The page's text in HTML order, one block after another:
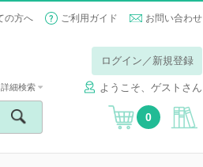
の方へ ご利用ガイド お問い合わせ
ログイン／新規登録
ようこそ、ゲストさん
詳細検索
0